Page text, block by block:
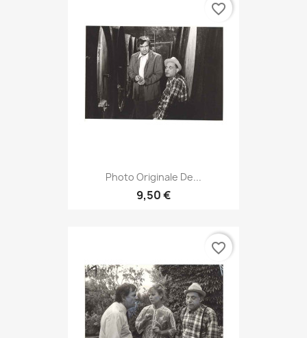
Photo Originale De...
9,50 €
favorite_border
favorite_border